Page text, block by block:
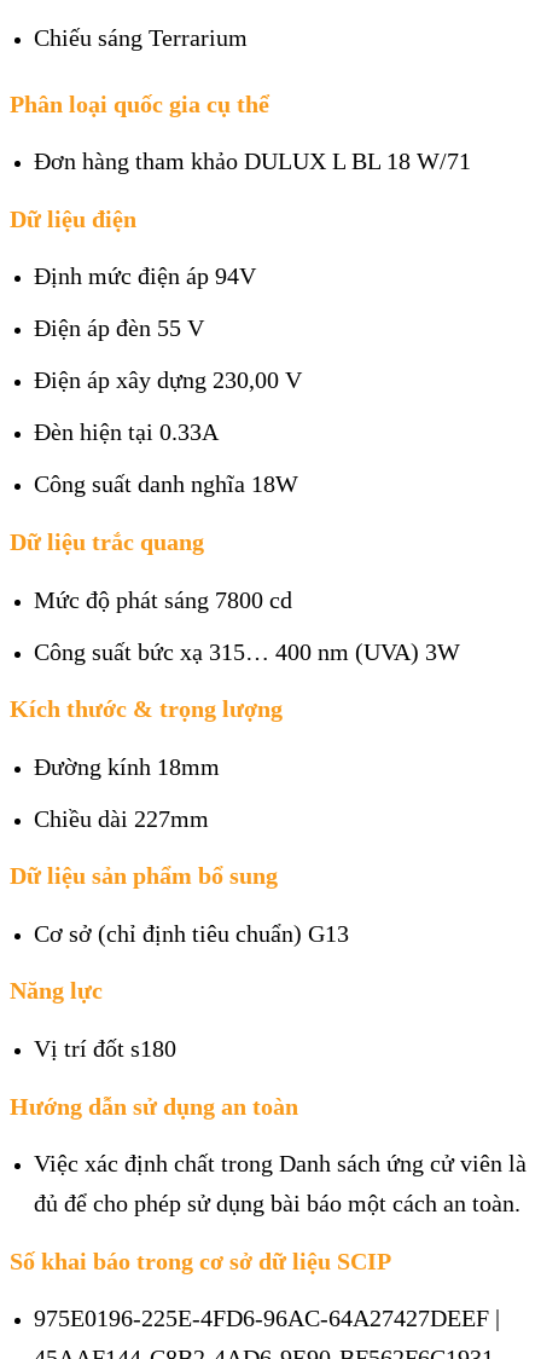
Chiếu sáng Terrarium
Phân loại quốc gia cụ thể
Đơn hàng tham khảo DULUX L BL 18 W/71
Dữ liệu điện
Định mức điện áp 94V
Điện áp đèn 55 V
Điện áp xây dựng 230,00 V
Đèn hiện tại 0.33A
Công suất danh nghĩa 18W
Dữ liệu trắc quang
Mức độ phát sáng 7800 cd
Công suất bức xạ 315… 400 nm (UVA) 3W
Kích thước & trọng lượng
Đường kính 18mm
Chiều dài 227mm
Dữ liệu sản phẩm bổ sung
Cơ sở (chỉ định tiêu chuẩn) G13
Năng lực
Vị trí đốt s180
Hướng dẫn sử dụng an toàn
Việc xác định chất trong Danh sách ứng cử viên là
đủ để cho phép sử dụng bài báo một cách an toàn.
Số khai báo trong cơ sở dữ liệu SCIP
975E0196-225E-4FD6-96AC-64A27427DEEF |